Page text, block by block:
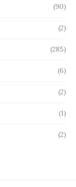
(90)
(2)
(285)
(6)
(2)
(1)
(2)